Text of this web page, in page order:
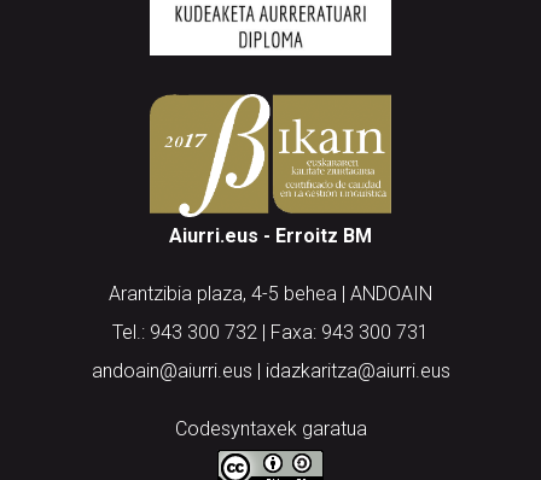
Aiurri.eus - Erroitz BM
Arantzibia plaza, 4-5 behea | ANDOAIN
Tel.: 943 300 732 | Faxa: 943 300 731
andoain@aiurri.eus | idazkaritza@aiurri.eus
Codesyntaxek garatua